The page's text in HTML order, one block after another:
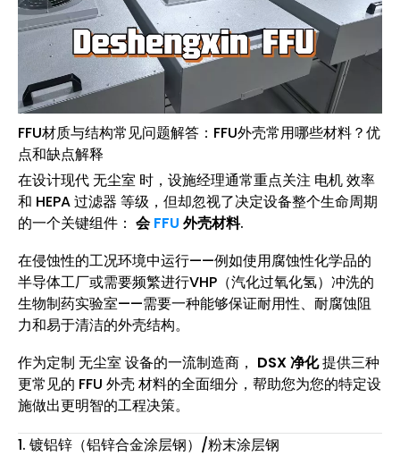
FFU材质与结构常见问题解答：FFU外壳常用哪些材料？优
点和缺点解释
在设计现代 无尘室 时，设施经理通常重点关注 电机 效率
和 HEPA 过滤器 等级，但却忽视了决定设备整个生命周期
的一个关键组件： 会FFU 外壳材料.
在侵蚀性的工况环境中运行——例如使用腐蚀性化学品的
半导体工厂或需要频繁进行VHP（汽化过氧化氢）冲洗的
生物制药实验室——需要一种能够保证耐用性、耐腐蚀阻
力和易于清洁的外壳结构。
作为定制 无尘室 设备的一流制造商， DSX 净化提供三种
更常见的 FFU 外壳 材料的全面细分，帮助您为您的特定设
施做出更明智的工程决策。
1. 镀铝锌（铝锌合金涂层钢）/粉末涂层钢